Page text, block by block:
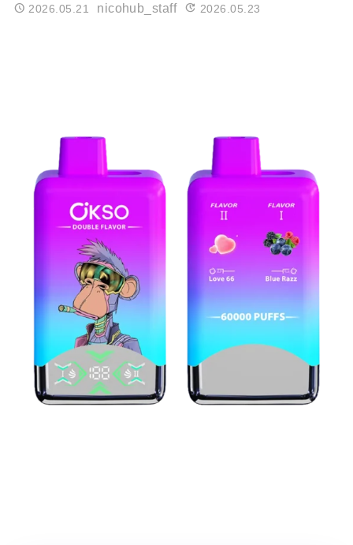
パフ数から探す
ニコパフコラム
マイページ
2026.05.21 nicohub_staff 2026.05.23